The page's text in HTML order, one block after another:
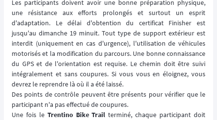
Les participants doivent avoir une bonne préparation physique,
une résistance aux efforts prolongés et surtout un esprit
d'adaptation. Le délai d'obtention du certificat Finisher est
jusqu'au dimanche 19 minuit. Tout type de support extérieur est
interdit (uniquement en cas d'urgence), l'utilisation de véhicules
motorisés et la modification du parcours. Une bonne connaissance
du GPS et de l'orientation est requise. Le chemin doit être suivi
intégralement et sans coupures. Si vous vous en éloignez, vous
devrez le reprendre là où il a été laissé.
Des points de contrôle peuvent être présents pour vérifier que le
participant n'a pas effectué de coupures.
Une fois le Trentino Bike Trailterminé, chaque participant doit